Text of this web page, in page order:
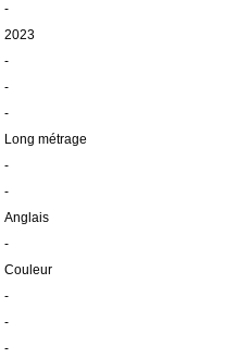
-
2023
-
-
-
Long métrage
-
-
Anglais
-
Couleur
-
-
-